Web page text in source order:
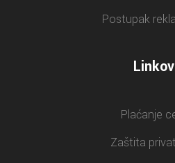
Postupak
Plaćanje
Zaštita